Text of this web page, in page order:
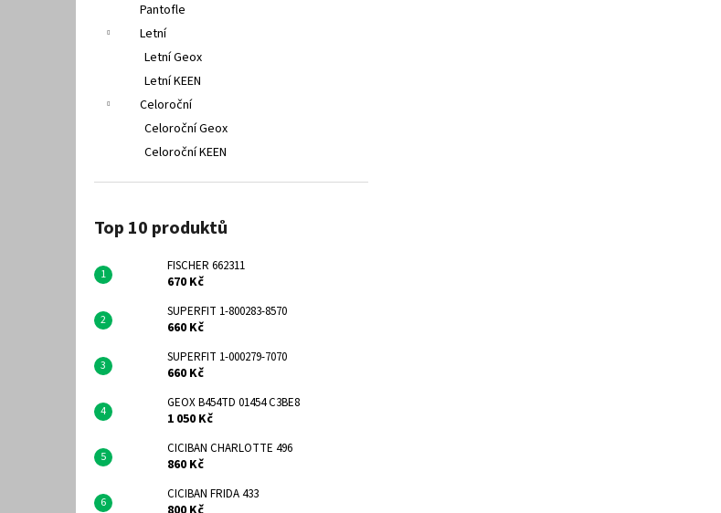
Pantofle
Letní
Letní Geox
Letní KEEN
Celoroční
Celoroční Geox
Celoroční KEEN
Top 10 produktů
FISCHER 662311
670 Kč
SUPERFIT 1-800283-8570
660 Kč
SUPERFIT 1-000279-7070
660 Kč
GEOX B454TD 01454 C3BE8
1 050 Kč
CICIBAN CHARLOTTE 496
860 Kč
CICIBAN FRIDA 433